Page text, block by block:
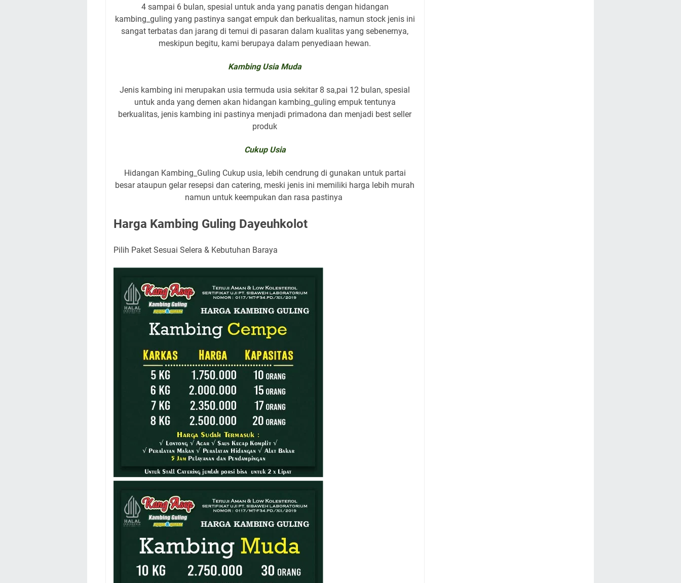
4 sampai 6 bulan, spesial untuk anda yang panatis dengan hidangan
kambing_guling yang pastinya sangat empuk dan berkualitas, namun stock jenis ini
sangat terbatas dan jarang di temui di pasaran dalam kualitas yang sebenernya,
meskipun begitu, kami berupaya dalam penyediaan hewan.
Kambing Usia Muda
Jenis kambing ini merupakan usia termuda usia sekitar 8 sa,pai 12 bulan, spesial
untuk anda yang demen akan hidangan kambing_guling empuk tentunya
berkualitas, jenis kambing ini pastinya menjadi primadona dan menjadi best seller
produk
Cukup Usia
Hidangan Kambing_Guling Cukup usia, lebih cendrung di gunakan untuk partai
besar ataupun gelar resepsi dan catering, meski jenis ini memiliki harga lebih murah
namun untuk keempukan dan rasa pastinya
Harga Kambing Guling Dayeuhkolot
Pilih Paket Sesuai Selera & Kebutuhan Baraya